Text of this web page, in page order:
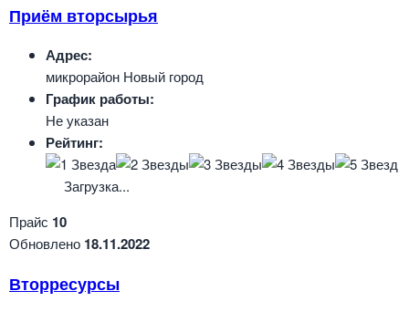
Приём вторсырья
Адрес:
микрорайон Новый город
График работы:
Не указан
Рейтинг:
Загрузка...
Прайс 10
Обновлено 18.11.2022
Вторресурсы